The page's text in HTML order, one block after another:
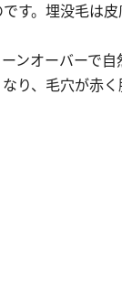
す。埋没毛は
ンオーバーで
り、毛穴が赤